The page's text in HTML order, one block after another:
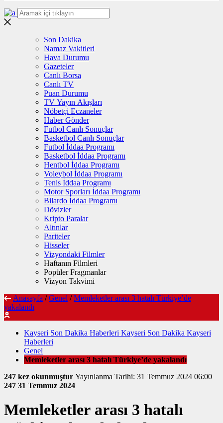
Son Dakika
Namaz Vakitleri
Hava Durumu
Gazeteler
Canlı Borsa
Canlı TV
Puan Durumu
TV Yayın Akışları
Nöbetçi Eczaneler
Haber Gönder
Futbol Canlı Sonuçlar
Basketbol Canlı Sonuçlar
Futbol İddaa Programı
Basketbol İddaa Programı
Hentbol İddaa Programı
Voleybol İddaa Programı
Tenis İddaa Programı
Motor Sporları İddaa Programı
Bilardo İddaa Programı
Dövizler
Kripto Paralar
Altınlar
Pariteler
Hisseler
Vizyondaki Filmler
Haftanın Filmleri
Popüler Fragmanlar
Vizyon Takvimi
Anasayfa / Genel / Memleketler arası 3 hatalı Türkiye’de
yakalandı
Kayseri Son Dakika Haberleri Kayseri Son Dakika Kayseri
Haberleri
Genel
Memleketler arası 3 hatalı Türkiye’de yakalandı
247 kez okunmuştur
Yayınlanma Tarihi: 31 Temmuz 2024 06:00
247 31 Temmuz 2024
Memleketler arası 3 hatalı